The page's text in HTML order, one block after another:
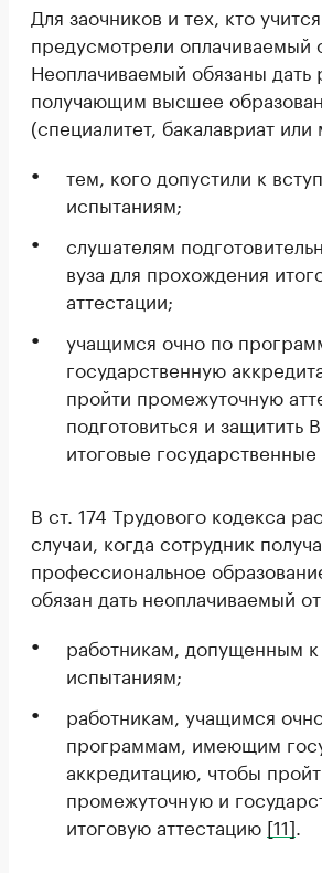
Для заочников и тех, кто
предусмотрели оплачиваемый
Неоплачиваемый обязаны дать
получающим высшее
(специалитет, бакалавриат или
тем, кого допустили к
испытаниям;
слушателям
вуза для прохождения
аттестации;
учащимся очно по
государственную
пройти промежуточную
подготовиться и защитить
итоговые
В ст. 174 Трудового кодекса
случаи, когда сотрудник
профессиональное
обязан дать неоплачиваемый
работникам, допущенным к
испытаниям;
работникам, учащимся
программам, имеющим
аккредитацию, чтобы
промежуточную и
итоговую аттестацию [11]